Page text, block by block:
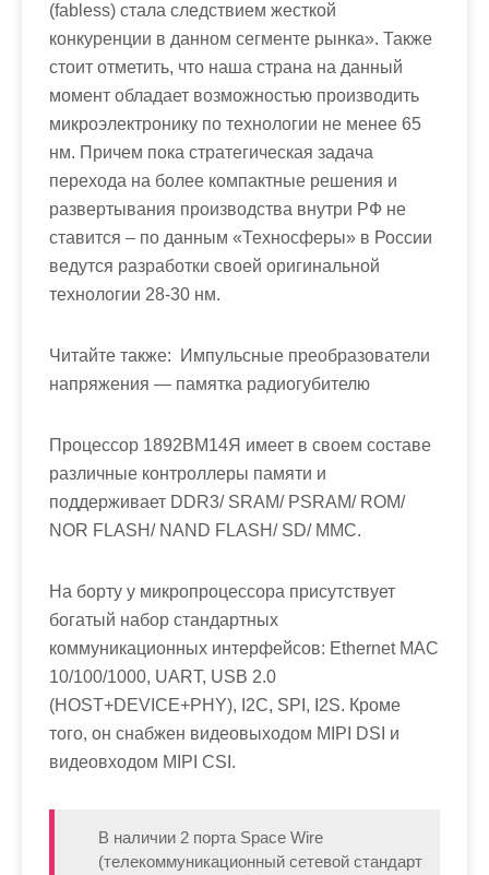
(fabless) стала следствием жесткой
конкуренции в данном сегменте рынка». Также
стоит отметить, что наша страна на данный
момент обладает возможностью производить
микроэлектронику по технологии не менее 65
нм. Причем пока стратегическая задача
перехода на более компактные решения и
развертывания производства внутри РФ не
ставится – по данным «Техносферы» в России
ведутся разработки своей оригинальной
технологии 28-30 нм.
Читайте также:
Импульсные преобразователи
напряжения — памятка радиогубителю
Процессор 1892ВМ14Я имеет в своем составе
различные контроллеры памяти и
поддерживает DDR3/ SRAM/ PSRAM/ ROM/
NOR FLASH/ NAND FLASH/ SD/ MMC.
На борту у микропроцессора присутствует
богатый набор стандартных
коммуникационных интерфейсов: Ethernet MAC
10/100/1000, UART, USB 2.0
(HOST+DEVICE+PHY), I2C, SPI, I2S. Кроме
того, он снабжен видеовыходом MIPI DSI и
видеовходом MIPI CSI.
В наличии 2 порта Space Wire
(телекоммуникационный сетевой стандарт